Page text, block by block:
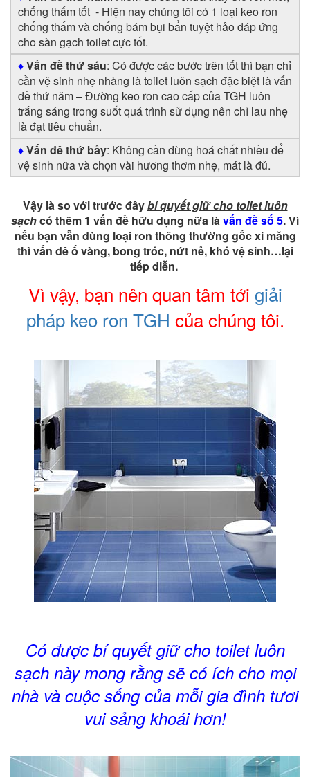
chống thấm tốt - Hiện nay chúng tôi có 1 loại keo ron
chống thấm và chống bám bụi bẩn tuyệt hảo đáp ứng
cho sàn gạch toilet cực tốt.
♦Vấn đề thứ sáu: Có được các bước trên tốt thì bạn chỉ
cần vệ sinh nhẹ nhàng là toilet luôn sạch đặc biệt là vấn
đề thứ năm – Đường keo ron cao cấp của TGH luôn
trắng sáng trong suốt quá trình sử dụng nên chỉ lau nhẹ
là đạt tiêu chuẩn.
♦Vấn đề thứ bảy: Không cần dùng hoá chất nhiều để
vệ sinh nữa và chọn vài hương thơm nhẹ, mát là đủ.
Vậy là so với trước đâybí quyết giữ cho toilet luôn
sạchcó thêm 1 vấn đề hữu dụng nữa làvấn đề số 5. Vì
nếu bạn vẫn dùng loại ron thông thường gốc xi măng
thì vấn đề ố vàng, bong tróc, nứt nẻ, khó vệ sinh…lại
tiếp diễn.
Vì vậy, bạn nên quan tâm tới giải
pháp keo ron TGH của chúng tôi.
Có được bí quyết giữ cho toilet luôn
sạch này mong rằng sẽ có ích cho mọi
nhà và cuộc sống của mỗi gia đình tươi
vui sảng khoái hơn!